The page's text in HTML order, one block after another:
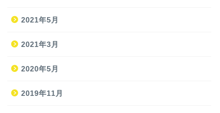
2021年5月
2021年3月
2020年5月
2019年11月